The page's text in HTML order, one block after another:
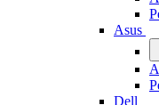
Asus
Dell